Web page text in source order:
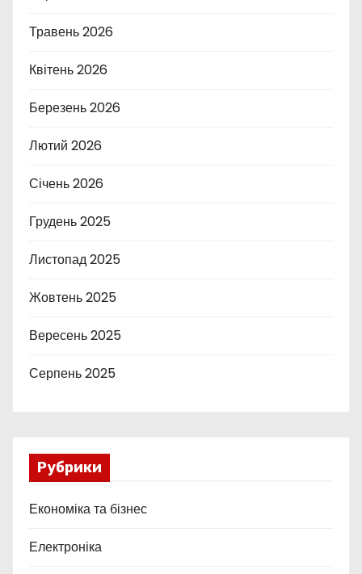
Травень 2026
Квітень 2026
Березень 2026
Лютий 2026
Січень 2026
Грудень 2025
Листопад 2025
Жовтень 2025
Вересень 2025
Серпень 2025
Рубрики
Економіка та бізнес
Електроніка